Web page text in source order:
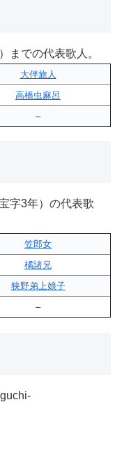
までの代表歌人。
大伴旅人
高橋虫麻呂
–
字3年）の代表歌
笠郎女
橘諸兄
狭野弟上娘子
–